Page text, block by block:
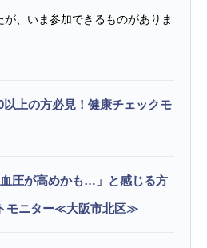
、いま参加できるものがありま
上の方必見！健康チェックモ
圧が高めかも…」と感じる方
モニター≪大阪市北区≫